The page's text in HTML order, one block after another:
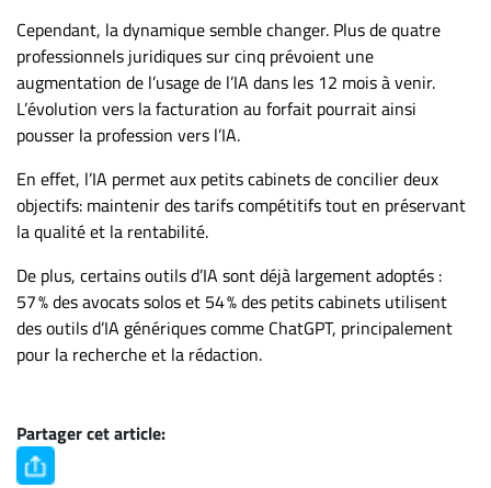
Cependant, la dynamique semble changer. Plus de quatre
professionnels juridiques sur cinq prévoient une
augmentation de l’usage de l’IA dans les 12 mois à venir.
L’évolution vers la facturation au forfait pourrait ainsi
pousser la profession vers l’IA.
En effet, l’IA permet aux petits cabinets de concilier deux
objectifs: maintenir des tarifs compétitifs tout en préservant
la qualité et la rentabilité.
De plus, certains outils d’IA sont déjà largement adoptés :
57 % des avocats solos et 54 % des petits cabinets utilisent
des outils d’IA génériques comme ChatGPT, principalement
pour la recherche et la rédaction.
Partager cet article: